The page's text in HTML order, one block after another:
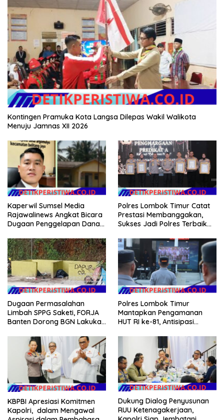
Kontingen Pramuka Kota Langsa Dilepas Wakil Walikota
Menuju Jamnas XII 2026
Kaperwil Sumsel Media
Rajawalinews Angkat Bicara
Dugaan Penggelapan Dana
Argomulyo Belitang Jaya
Hilang 3 Bulan Bawa
Anggaran Pembangunan
Polres Lombok Timur Catat
Prestasi Membanggakan,
Sukses Jadi Polres Terbaik
NTB
Dugaan Permasalahan
Limbah SPPG Saketi, FORJA
Banten Dorong BGN Lakukan
Polres Lombok Timur
Mantapkan Pengamanan
HUT RI ke-81, Antisipasi
Agenda Kapolri
KBPBI Apresiasi Komitmen
Kapolri, dalam Mengawal
Dukung Dialog Penyusunan
RUU Ketenagakerjaan,